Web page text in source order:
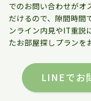
でのお問い合わせがオ
だけるので、隙間時間
ンライン内見やIT重説
たお部屋探しプランを
LINEでお